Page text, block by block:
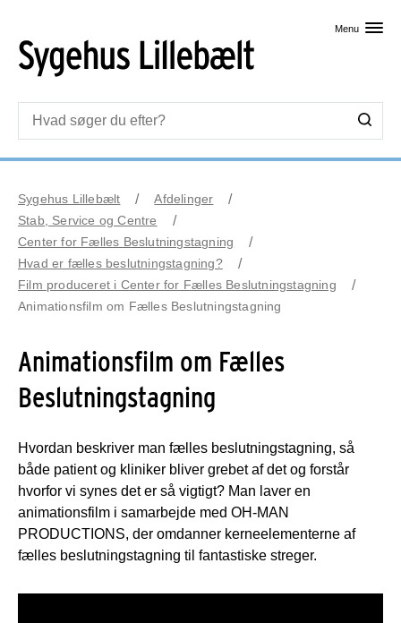
Menu
Sygehus Lillebælt
Afdelinger
Stab, Service og Centre
Center for Fælles Beslutningstagning
Hvad er fælles beslutningstagning?
Film produceret i Center for Fælles Beslutningstagning
Animationsfilm om Fælles Beslutningstagning
Animationsfilm om Fælles
Beslutningstagning
Hvordan beskriver man fælles beslutningstagning, så
både patient og kliniker bliver grebet af det og forstår
hvorfor vi synes det er så vigtigt? Man laver en
animationsfilm i samarbejde med OH-MAN
PRODUCTIONS, der omdanner kerneelementerne af
fælles beslutningstagning til fantastiske streger.